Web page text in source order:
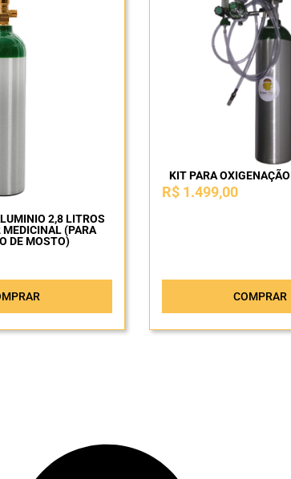
2,8 LITROS
MEDICINAL (PARA
DE MOSTO)
KIT PARA
R$1.499,00
COMPRAR